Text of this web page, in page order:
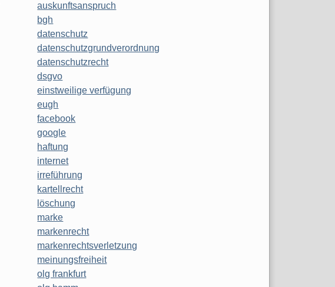
auskunftsanspruch
bgh
datenschutz
datenschutzgrundverordnung
datenschutzrecht
dsgvo
einstweilige verfügung
eugh
facebook
google
haftung
internet
irreführung
kartellrecht
löschung
marke
markenrecht
markenrechtsverletzung
meinungsfreiheit
olg frankfurt